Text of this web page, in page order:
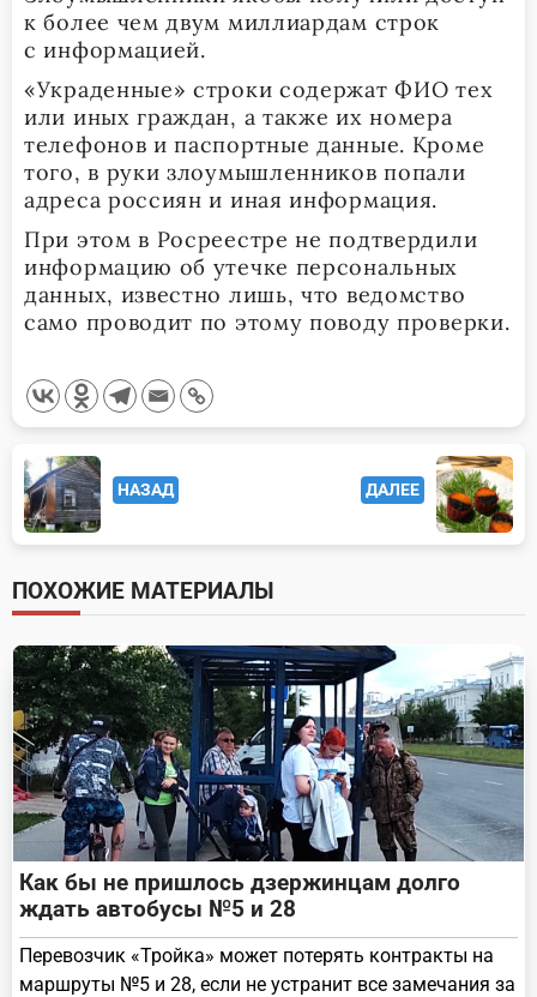
к более чем двум миллиардам строк
с информацией.
«Украденные» строки содержат ФИО тех
или иных граждан, а также их номера
телефонов и паспортные данные. Кроме
того, в руки злоумышленников попали
адреса россиян и иная информация.
При этом в Росреестре не подтвердили
информацию об утечке персональных
данных, известно лишь, что ведомство
само проводит по этому поводу проверки.
<span
class="nav-
subtitle
screen-
reader-
text">Page</span>
НАЗАД ДАЛЕЕ
ПОХОЖИЕ МАТЕРИАЛЫ
Как бы не пришлось дзержинцам долго
ждать автобусы №5 и 28
Перевозчик «Тройка» может потерять контракты на
маршруты №5 и 28, если не устранит все замечания за